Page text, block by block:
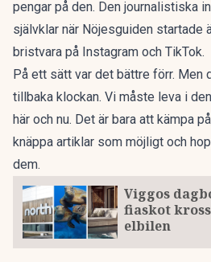
pengar på den. Den journalistiska
självklar när Nöjesguiden startade
bristvara på Instagram och TikTok.
På ett sätt var det bättre förr. Men
tillbaka klockan. Vi måste leva i
här och nu. Det är bara att kämpa
knäppa artiklar som möjligt och
dem.
Viggos
fiaskot
elbilen